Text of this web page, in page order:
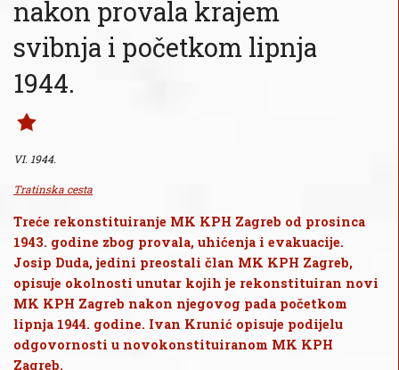
Publikacije
O nama
nakon provala krajem
svibnja i početkom lipnja
1944.
VI. 1944.
Tratinska cesta
Treće rekonstituiranje MK KPH Zagreb od prosinca
1943. godine zbog provala, uhićenja i evakuacije.
Josip Duda, jedini preostali član MK KPH Zagreb,
opisuje okolnosti unutar kojih je rekonstituiran novi
MK KPH Zagreb nakon njegovog pada početkom
lipnja 1944. godine. Ivan Krunić opisuje podijelu
odgovornosti u novokonstituiranom MK KPH
Zagreb.